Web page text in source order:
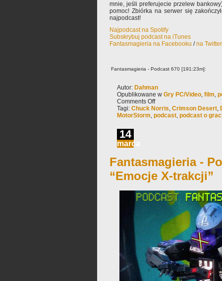
mnie, jeśli preferujecie przelew
pomoc! Zbiórka na serwer się
najpodcast!
Najpodcast na Spotify
Subskrybuj podcast na iTunes
Fantasmagieria na Facebooku /na
Fantasmagieria - Podcast 670 [191:23m]:
Autor: Dahman
Opublikowane w Gry PC/Video, film,
Comments Off
Tagi: Chuck Norris, Crimson Desert,
MotorStorm, podcast, podcast o
14
marca
Fantasmagieria -
“Emocje X-trakcji”